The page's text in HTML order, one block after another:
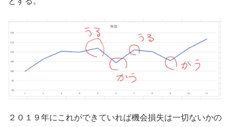
２０１９年にこれができていれば機会損失は一切ないかの